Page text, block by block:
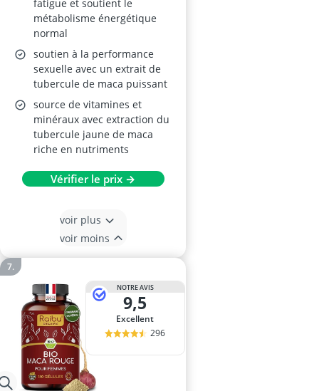
fatigue et soutient le
métabolisme énergétique
normal
soutien à la performance
sexuelle avec un extrait de
tubercule de maca puissant
source de vitamines et
minéraux avec extraction du
tubercule jaune de maca
riche en nutriments
Vérifier le prix →
voir plus
voir moins
NOTRE AVIS
9,5
Excellent
296